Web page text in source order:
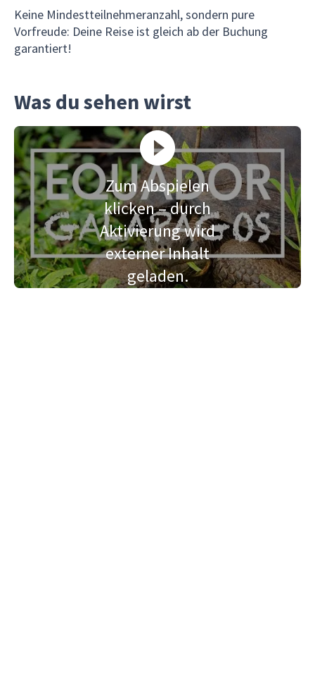
Keine Mindestteilnehmeranzahl, sondern pure
Vorfreude: Deine Reise ist gleich ab der Buchung
garantiert!
Was du sehen wirst
Zum Abspielen
klicken – durch
Aktivierung wird
externer Inhalt
geladen.